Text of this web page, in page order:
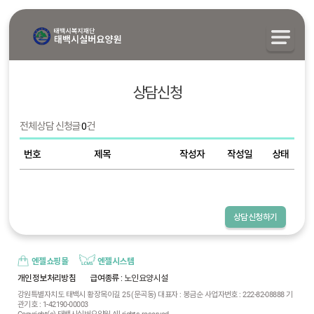
상담신청
전체 상담 신청글0건
번호 제목 작성자 작성일 상태
상담신청하기
엔젤쇼핑몰
엔젤시스템
개인정보처리방침
급여종류 : 노인요양시설
강원특별자치도 태백시 황장목이길 25 (문곡동) 대표자 : 봉금순 사업자번호 : 222-82-08888 기
관기호 : 1-42190-00003